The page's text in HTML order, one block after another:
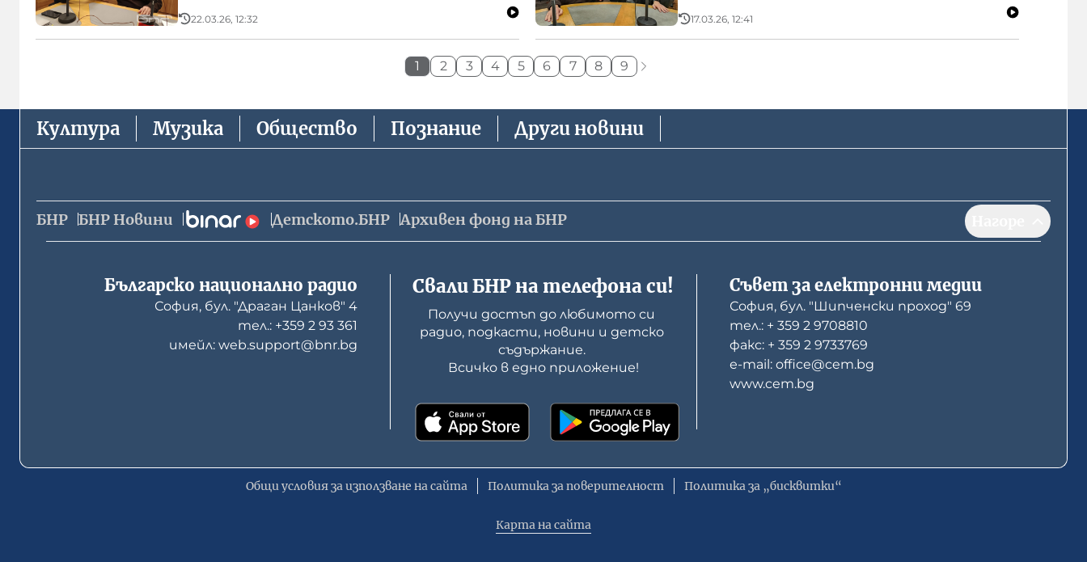
22.03.26, 12:32 17.03.26, 12:41
1 2 3 4 5 6 7 8 9
Култура Музика Общество Познание Други новини
БНР БНР Новини Детското.БНР Архивен фонд на БНР
Българско национално радио
София, бул. "Драган Цанков" 4
тел.: +359 2 93 361
имейл: web.support@bnr.bg
Свали БНР на телефона си!
Получи достъп до любимото си
радио, подкасти, новини и детско
съдържание.
Всичко в едно приложение!
Съвет за електронни медии
София, бул. "Шипченски проход" 69
тел.: + 359 2 9708810
факс: + 359 2 9733769
е-mail: office@cem.bg
www.cem.bg
Общи условия за използване на сайта Политика за поверителност Политика за „бисквитки“
Карта на сайта